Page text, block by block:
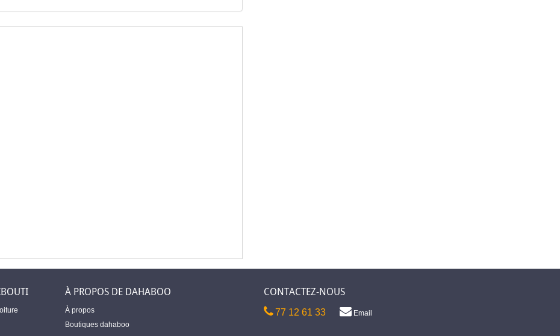
À PROPOS DE DAHABOO
À propos
Boutiques dahaboo
CONTACTEZ-NOUS
77 12 61 33 Email